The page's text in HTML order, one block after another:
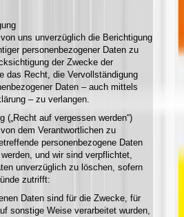
uns unverzüglich die Berichtigung
personenbezogener Daten zu
der Zwecke der
das Recht, die Vervollständigung
Daten – auch mittels
– zu verlangen.
(„Recht auf vergessen werden“)
dem Verantwortlichen zu
personenbezogene Daten
und wir sind verpflichtet,
unverzüglich zu löschen, sofern
zutrifft:
Daten sind für die Zwecke, für
sonstige Weise verarbeitet wurden,